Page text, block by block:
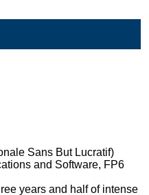
Sans But Lucratif)
and Software, FP6
years and half of intense